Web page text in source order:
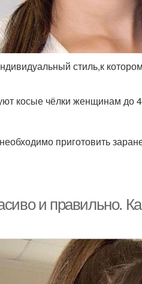
стиль,к
косые чёлки женщинам до
приготовить
и правильно.